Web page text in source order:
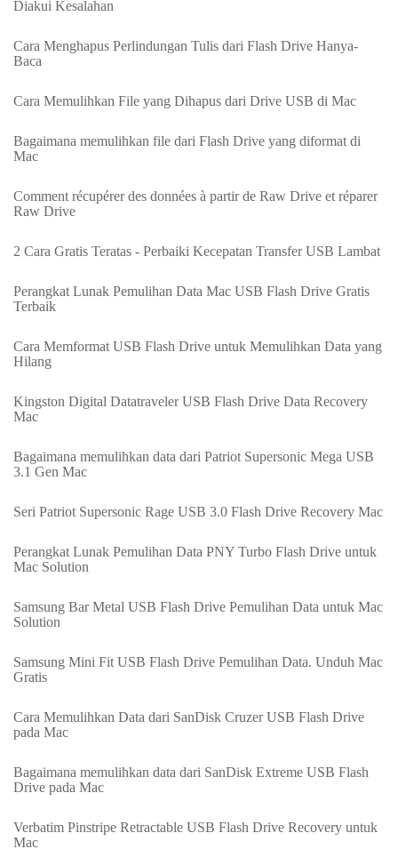
Diakui Kesalahan
Cara Menghapus Perlindungan Tulis dari Flash Drive Hanya-
Baca
Cara Memulihkan File yang Dihapus dari Drive USB di Mac
Bagaimana memulihkan file dari Flash Drive yang diformat di
Mac
Comment récupérer des données à partir de Raw Drive et réparer
Raw Drive
2 Cara Gratis Teratas - Perbaiki Kecepatan Transfer USB Lambat
Perangkat Lunak Pemulihan Data Mac USB Flash Drive Gratis
Terbaik
Cara Memformat USB Flash Drive untuk Memulihkan Data yang
Hilang
Kingston Digital Datatraveler USB Flash Drive Data Recovery
Mac
Bagaimana memulihkan data dari Patriot Supersonic Mega USB
3.1 Gen Mac
Seri Patriot Supersonic Rage USB 3.0 Flash Drive Recovery Mac
Perangkat Lunak Pemulihan Data PNY Turbo Flash Drive untuk
Mac Solution
Samsung Bar Metal USB Flash Drive Pemulihan Data untuk Mac
Solution
Samsung Mini Fit USB Flash Drive Pemulihan Data. Unduh Mac
Gratis
Cara Memulihkan Data dari SanDisk Cruzer USB Flash Drive
pada Mac
Bagaimana memulihkan data dari SanDisk Extreme USB Flash
Drive pada Mac
Verbatim Pinstripe Retractable USB Flash Drive Recovery untuk
Mac